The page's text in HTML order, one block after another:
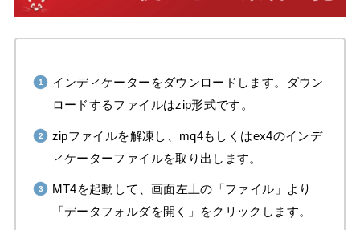
インディケーターをダウンロードします。ダウン
ロードするファイルはzip形式です。
zipファイルを解凍し、mq4もしくはex4のインデ
ィケーターファイルを取り出します。
MT4を起動して、画面左上の「ファイル」より
「データフォルダを開く」をクリックします。